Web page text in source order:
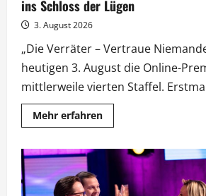
ins Schloss der Lügen
3. August 2026
„Die Verräter – Vertraue
heutigen 3. August die Online-
mittlerweile vierten Staffel.
Mehr erfahrenMehr
Informationen
Verräter“
sind
zurück:
Diese